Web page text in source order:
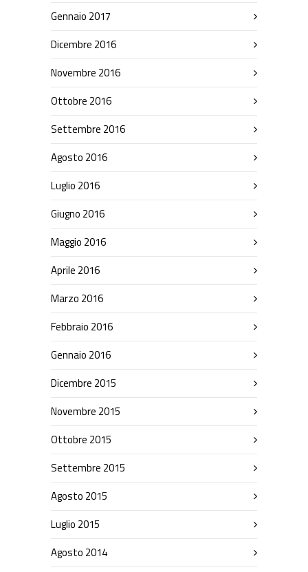
Gennaio 2017
Dicembre 2016
Novembre 2016
Ottobre 2016
Settembre 2016
Agosto 2016
Luglio 2016
Giugno 2016
Maggio 2016
Aprile 2016
Marzo 2016
Febbraio 2016
Gennaio 2016
Dicembre 2015
Novembre 2015
Ottobre 2015
Settembre 2015
Agosto 2015
Luglio 2015
Agosto 2014